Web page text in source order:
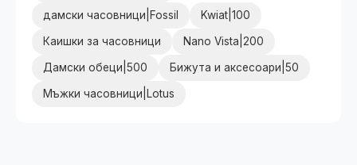
дамски часовници|Fossil Kwiat|100
Каишки за часовници Nano Vista|200
Дамски обеци|500 Бижута и аксесоари|50
Мъжки часовници|Lotus